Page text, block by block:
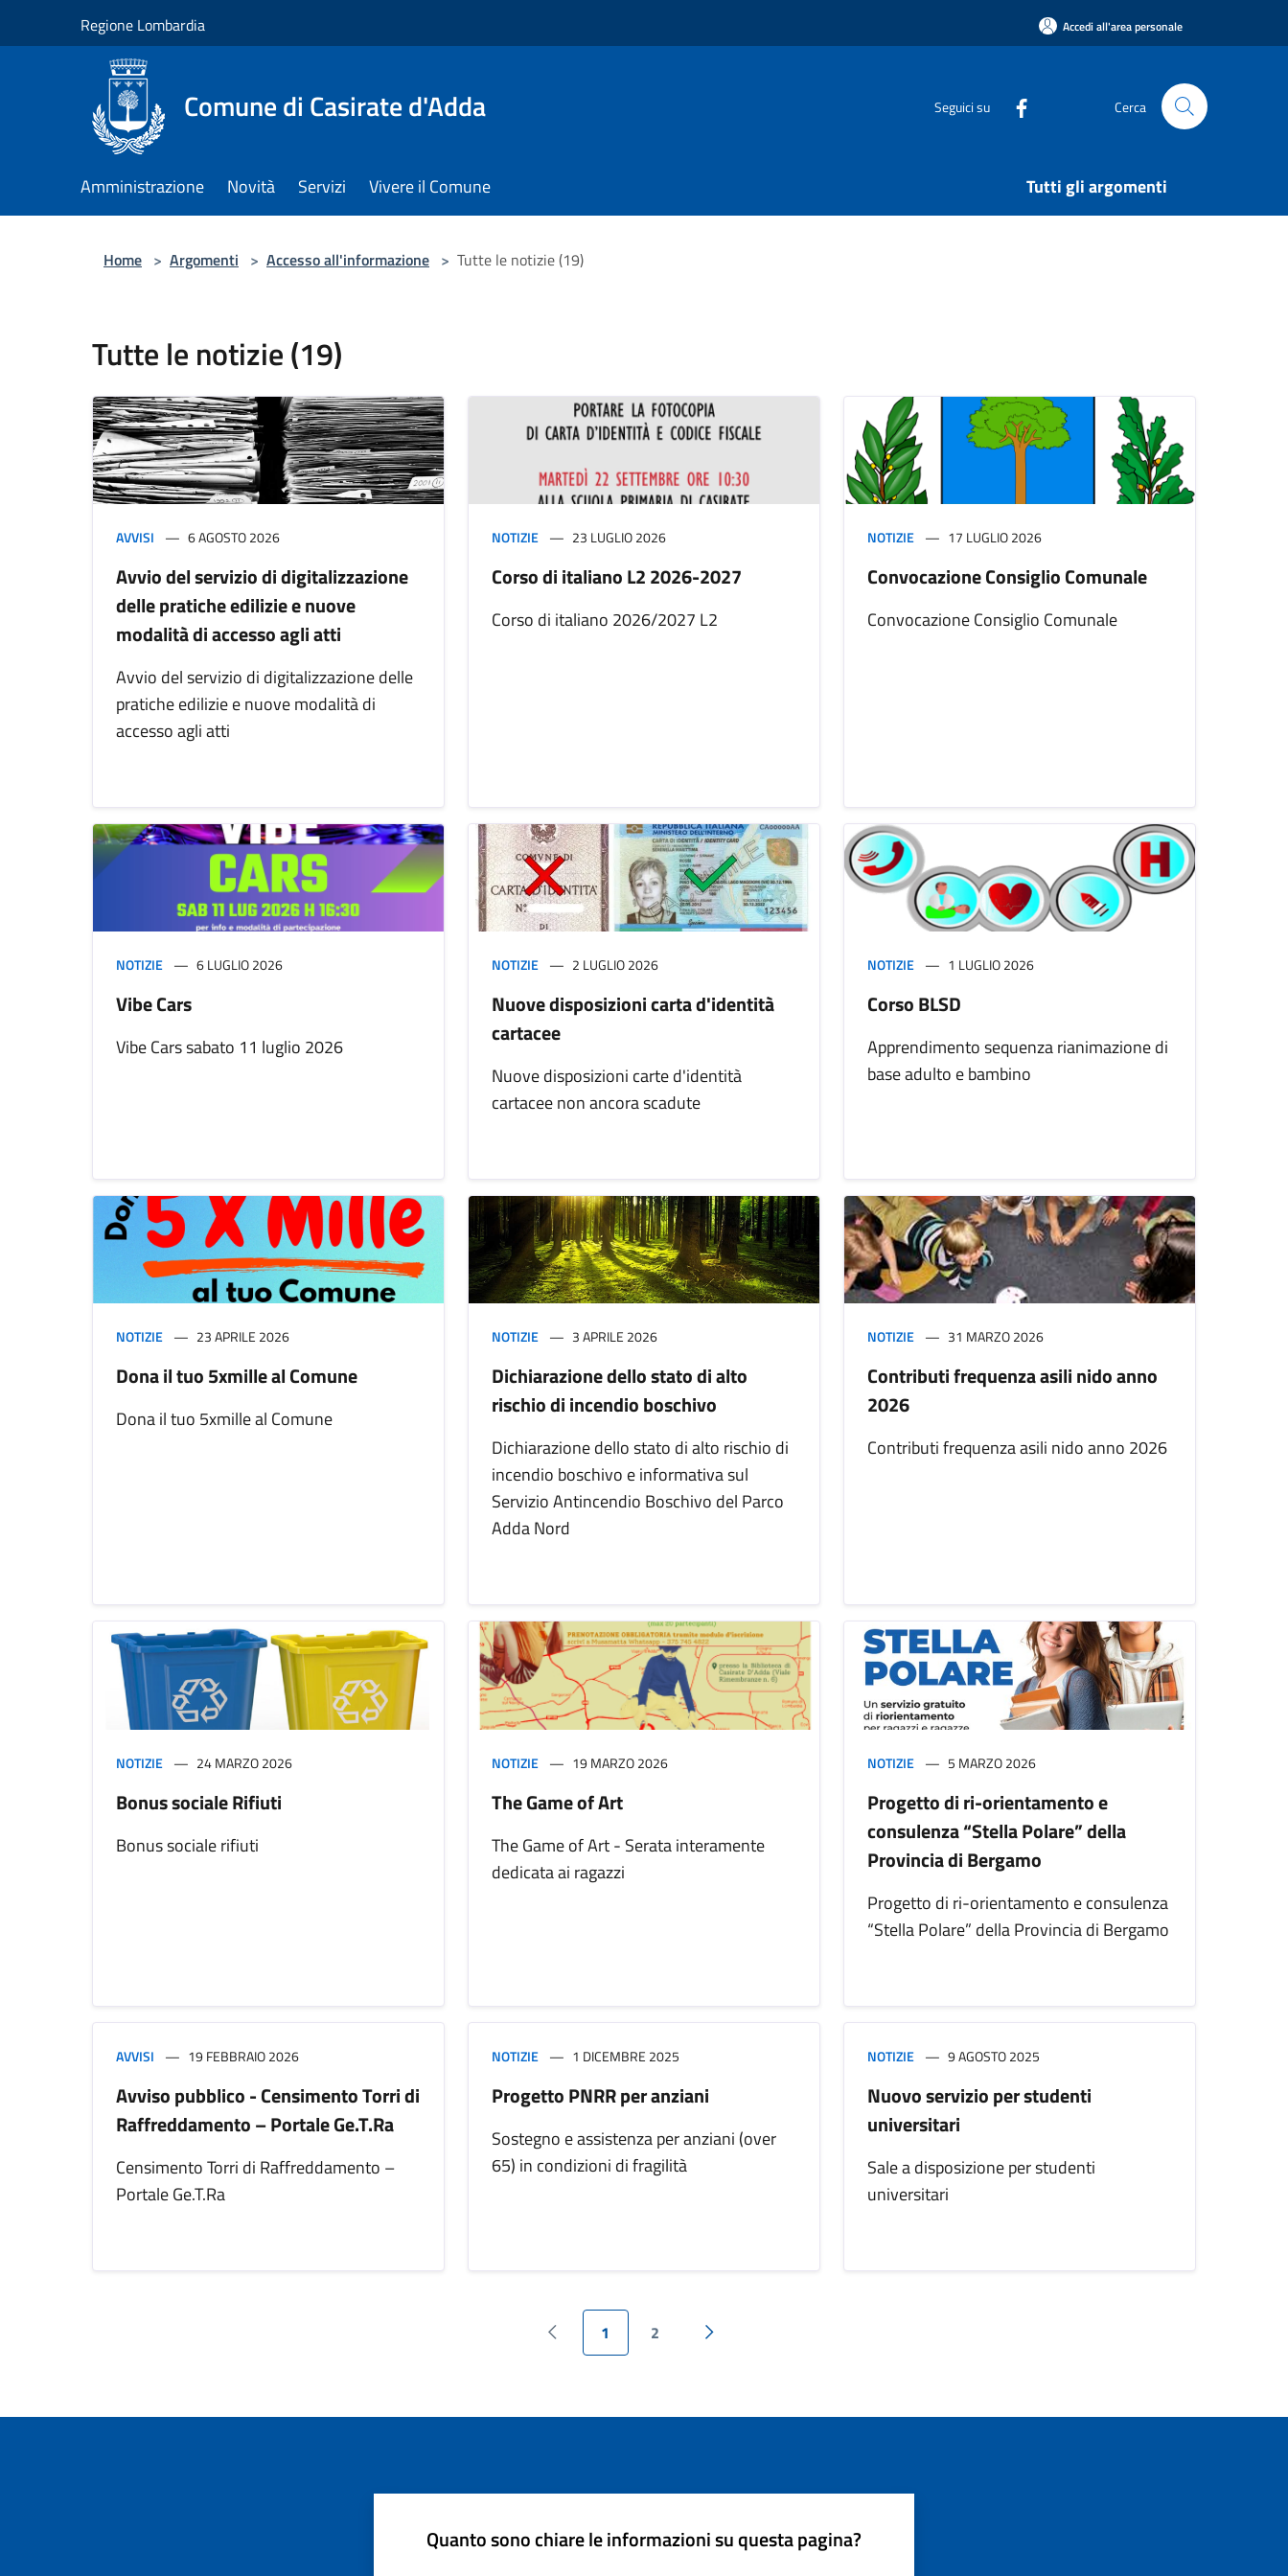
Regione Lombardia Accedi all'area personale
Comune di Casirate d'Adda Seguici su Cerca
Amministrazione Novità Servizi Vivere il Comune Tutti gli argomenti
Home > Argomenti > Accesso all'informazione > Tutte le notizie (19)
Tutte le notizie (19)
AVVISI 6 AGOSTO 2026
Avvio del servizio di digitalizzazione
delle pratiche edilizie e nuove
modalità di accesso agli atti
Avvio del servizio di digitalizzazione delle
pratiche edilizie e nuove modalità di
accesso agli atti
NOTIZIE 23 LUGLIO 2026
Corso di italiano L2 2026-2027
Corso di italiano 2026/2027 L2
NOTIZIE 17 LUGLIO 2026
Convocazione Consiglio Comunale
Convocazione Consiglio Comunale
NOTIZIE 6 LUGLIO 2026
Vibe Cars
Vibe Cars sabato 11 luglio 2026
NOTIZIE 2 LUGLIO 2026
Nuove disposizioni carta d'identità
cartacee
Nuove disposizioni carte d'identità
cartacee non ancora scadute
NOTIZIE 1 LUGLIO 2026
Corso BLSD
Apprendimento sequenza rianimazione di
base adulto e bambino
NOTIZIE 23 APRILE 2026
Dona il tuo 5xmille al Comune
Dona il tuo 5xmille al Comune
NOTIZIE 3 APRILE 2026
Dichiarazione dello stato di alto
rischio di incendio boschivo
Dichiarazione dello stato di alto rischio di
incendio boschivo e informativa sul
Servizio Antincendio Boschivo del Parco
Adda Nord
NOTIZIE 31 MARZO 2026
Contributi frequenza asili nido anno
2026
Contributi frequenza asili nido anno 2026
NOTIZIE 24 MARZO 2026
Bonus sociale Rifiuti
Bonus sociale rifiuti
NOTIZIE 19 MARZO 2026
The Game of Art
The Game of Art - Serata interamente
dedicata ai ragazzi
NOTIZIE 5 MARZO 2026
Progetto di ri-orientamento e
consulenza “Stella Polare” della
Provincia di Bergamo
Progetto di ri-orientamento e consulenza
“Stella Polare” della Provincia di Bergamo
AVVISI 19 FEBBRAIO 2026
Avviso pubblico - Censimento Torri di
Raffreddamento – Portale Ge.T.Ra
Censimento Torri di Raffreddamento –
Portale Ge.T.Ra
NOTIZIE 1 DICEMBRE 2025
Progetto PNRR per anziani
Sostegno e assistenza per anziani (over
65) in condizioni di fragilità
NOTIZIE 9 AGOSTO 2025
Nuovo servizio per studenti
universitari
Sale a disposizione per studenti
universitari
Pagina precedente
1 2
Pagina successiva
Quanto sono chiare le informazioni su questa pagina?